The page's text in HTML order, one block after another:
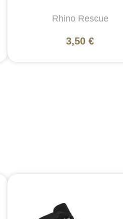
Rhino Rescue
3,50 €